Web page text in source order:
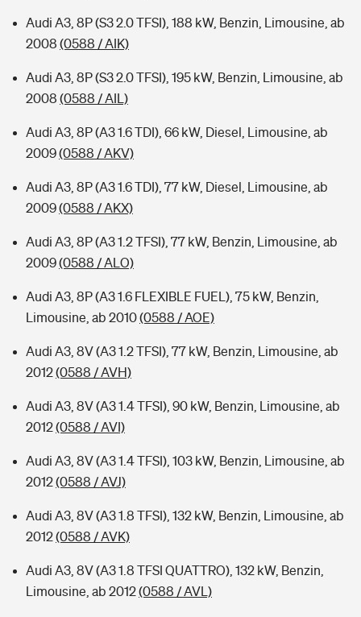
Audi A3, 8P (S3 2.0 TFSI), 188 kW, Benzin, Limousine, ab
2008 (0588 / AIK)
Audi A3, 8P (S3 2.0 TFSI), 195 kW, Benzin, Limousine, ab
2008 (0588 / AIL)
Audi A3, 8P (A3 1.6 TDI), 66 kW, Diesel, Limousine, ab
2009(0588 / AKV)
Audi A3, 8P (A3 1.6 TDI), 77 kW, Diesel, Limousine, ab
2009(0588 / AKX)
Audi A3, 8P (A3 1.2 TFSI), 77 kW, Benzin, Limousine, ab
2009(0588 / ALO)
Audi A3, 8P (A3 1.6 FLEXIBLE FUEL), 75 kW, Benzin,
Limousine, ab 2010(0588 / AOE)
Audi A3, 8V (A3 1.2 TFSI), 77 kW, Benzin, Limousine, ab
2012(0588 / AVH)
Audi A3, 8V (A3 1.4 TFSI), 90 kW, Benzin, Limousine, ab
2012(0588 / AVI)
Audi A3, 8V (A3 1.4 TFSI), 103 kW, Benzin, Limousine, ab
2012(0588 / AVJ)
Audi A3, 8V (A3 1.8 TFSI), 132 kW, Benzin, Limousine, ab
2012(0588 / AVK)
Audi A3, 8V (A3 1.8 TFSI QUATTRO), 132 kW, Benzin,
Limousine, ab 2012(0588 / AVL)